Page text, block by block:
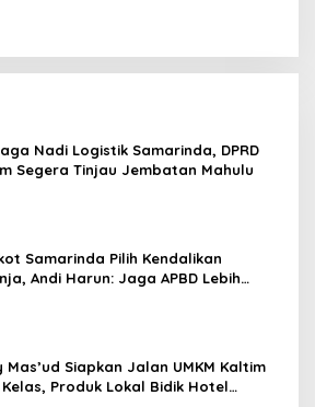
Nadi Logistik Samarinda, DPRD
Segera Tinjau Jembatan Mahulu
Samarinda Pilih Kendalikan
Andi Harun: Jaga APBD Lebih
Mas’ud Siapkan Jalan UMKM Kaltim
Kelas, Produk Lokal Bidik Hotel